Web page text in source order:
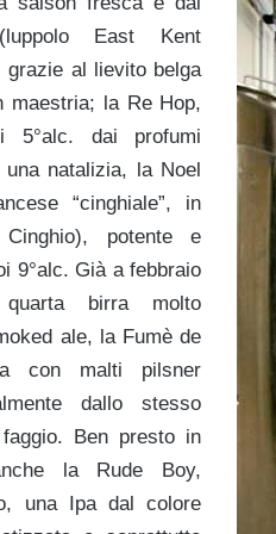
East Kent
al lievito belga
maestria; la Re Hop,
5°alc. dai profumi
natalizia, la Noel
“cinghiale”, in
potente e
9°alc. Già a febbraio
birra molto
ale, la Fumè de
con malti pilsner
dallo stesso
Ben presto in
la Rude Boy,
una Ipa dal colore